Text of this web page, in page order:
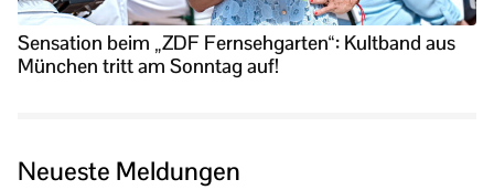
Sensation beim „ZDF Fernsehgarten“: Kultband aus
München tritt am Sonntag auf!
Neueste Meldungen